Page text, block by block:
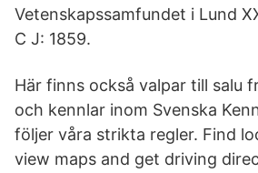
Vetenskapssamfundet i Lund
C J: 1859.
Här finns också valpar till salu
och kennlar inom Svenska
följer våra strikta regler. Find
view maps and get driving